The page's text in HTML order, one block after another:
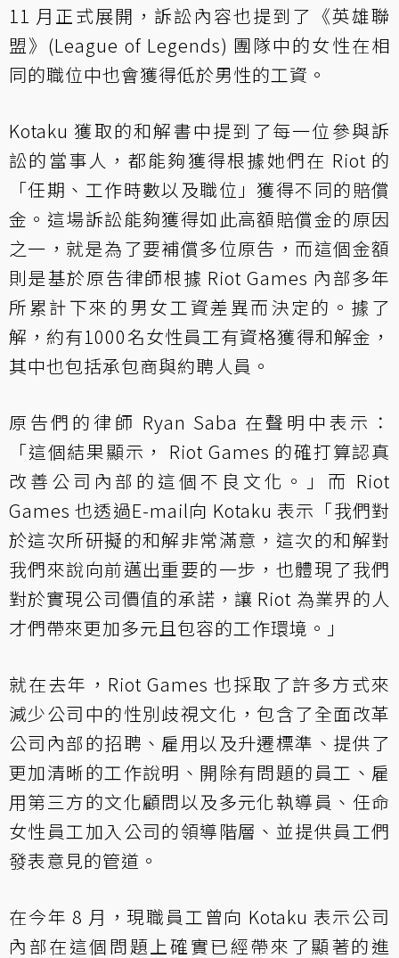
11 月正式展開，訴訟內容也提到了《英雄聯
盟》(League of Legends) 團隊中的女性在相
同的職位中也會獲得低於男性的工資。
Kotaku 獲取的和解書中提到了每一位參與訴
訟的當事人，都能夠獲得根據她們在 Riot 的
「任期、工作時數以及職位」獲得不同的賠償
金。這場訴訟能夠獲得如此高額賠償金的原因
之一，就是為了要補償多位原告，而這個金額
則是基於原告律師根據 Riot Games 內部多年
所累計下來的男女工資差異而決定的。據了
解，約有1000名女性員工有資格獲得和解金，
其中也包括承包商與約聘人員。
原告們的律師 Ryan Saba 在聲明中表示：
「這個結果顯示， Riot Games 的確打算認真
改善公司內部的這個不良文化。」而 Riot
Games 也透過E-mail向 Kotaku 表示「我們對
於這次所研擬的和解非常滿意，這次的和解對
我們來說向前邁出重要的一步，也體現了我們
對於實現公司價值的承諾，讓 Riot 為業界的人
才們帶來更加多元且包容的工作環境。」
就在去年，Riot Games 也採取了許多方式來
減少公司中的性別歧視文化，包含了全面改革
公司內部的招聘、雇用以及升遷標準、提供了
更加清晰的工作說明、開除有問題的員工、雇
用第三方的文化顧問以及多元化執導員、任命
女性員工加入公司的領導階層、並提供員工們
發表意見的管道。
在今年 8 月，現職員工曾向 Kotaku 表示公司
內部在這個問題上確實已經帶來了顯著的進